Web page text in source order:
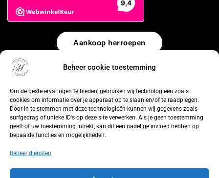
Beheer cookie toestemming
Om de beste ervaringen te bieden, gebruiken wij technologieën zoals
cookies om informatie over je apparaat op te slaan en/of te raadplegen.
Door in te stemmen met deze technologieën kunnen wij gegevens zoals
surfgedrag of unieke ID's op deze site verwerken. Als je geen toestemming
geeft of uw toestemming intrekt, kan dit een nadelige invloed hebben op
bepaalde functies en mogelijkheden.
Beheer diensten
Aankoop herroepen
© 2026 by WebUnlimited–Algemene voorwaarden